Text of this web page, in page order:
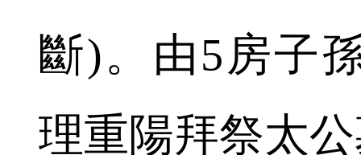
斷)。由5房子
理重陽拜祭太